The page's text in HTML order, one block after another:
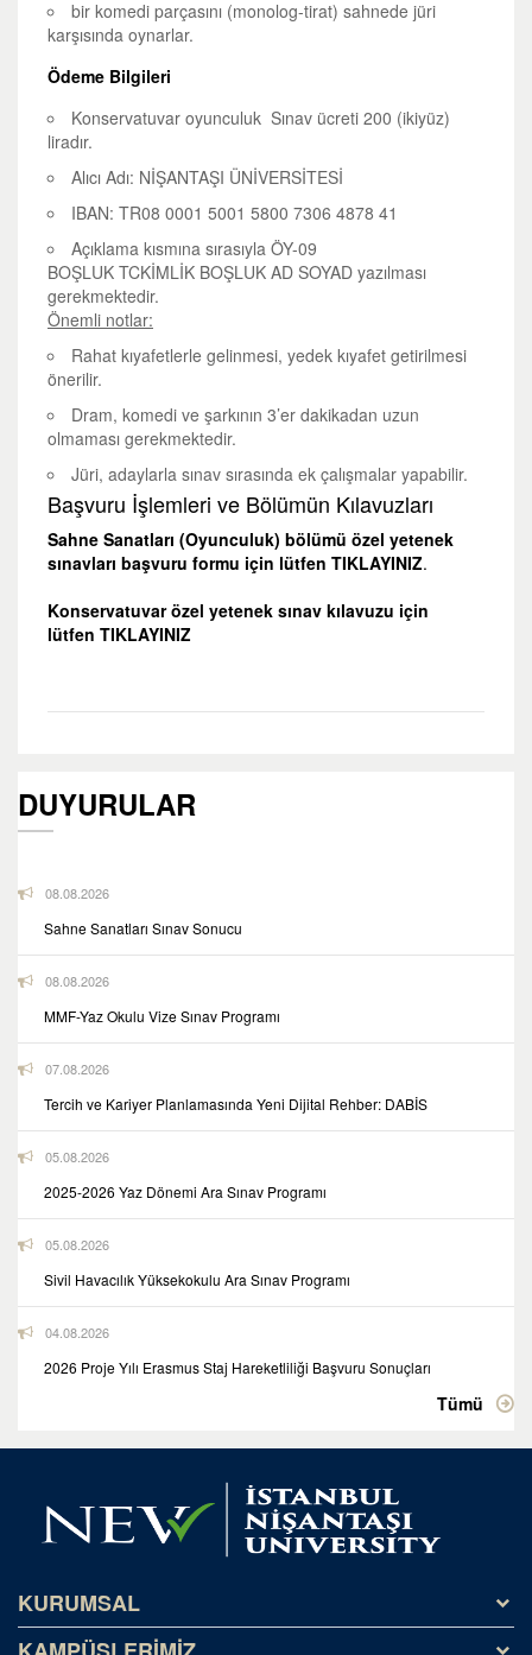
bir komedi parçasını (monolog-tirat) sahnede jüri
karşısında oynarlar.
Ödeme Bilgileri
Konservatuvar oyunculuk Sınav ücreti 200 (ikiyüz)
liradır.
Alıcı Adı: NİŞANTAŞI ÜNİVERSİTESİ
IBAN: TR08 0001 5001 5800 7306 4878 41
Açıklama kısmına sırasıyla ÖY-09
BOŞLUK TCKİMLİK BOŞLUK AD SOYAD yazılması
gerekmektedir.
Önemli notlar:
Rahat kıyafetlerle gelinmesi, yedek kıyafet getirilmesi
önerilir.
Dram, komedi ve şarkının 3’er dakikadan uzun
olmaması gerekmektedir.
Jüri, adaylarla sınav sırasında ek çalışmalar yapabilir.
Başvuru İşlemleri ve Bölümün Kılavuzları
Sahne Sanatları (Oyunculuk) bölümü özel yetenek
sınavları başvuru formu için lütfen TIKLAYINIZ.
Konservatuvar özel yetenek sınav kılavuzu için
lütfen TIKLAYINIZ
DUYURULAR
08.08.2026
Sahne Sanatları Sınav Sonucu
08.08.2026
MMF-Yaz Okulu Vize Sınav Programı
07.08.2026
Tercih ve Kariyer Planlamasında Yeni Dijital Rehber: DABİS
05.08.2026
2025-2026 Yaz Dönemi Ara Sınav Programı
05.08.2026
Sivil Havacılık Yüksekokulu Ara Sınav Programı
04.08.2026
2026 Proje Yılı Erasmus Staj Hareketliliği Başvuru Sonuçları
Tümü
KURUMSAL
Tarihçe